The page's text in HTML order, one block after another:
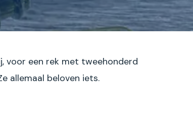
voor een rek met tweehonderd
allemaal beloven iets.